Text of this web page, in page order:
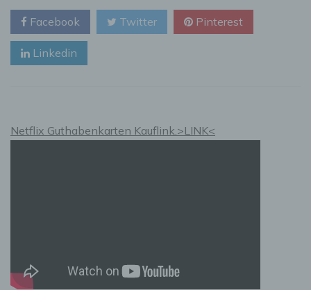
über
den
Wolken
Facebook Twitter Pinterest
Linkedin
Netflix Guthabenkarten Kauflink.>LINK<